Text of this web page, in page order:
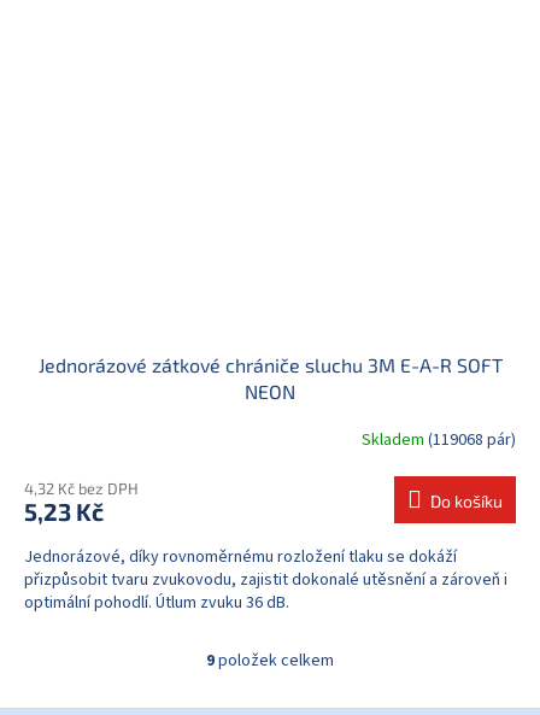
Jednorázové zátkové chrániče sluchu 3M E-A-R SOFT
NEON
Skladem (119068 pár)
4,32 Kč bez DPH
5,23 Kč Do košíku
Jednorázové, díky rovnoměrnému rozložení tlaku se dokáží
přizpůsobit tvaru zvukovodu, zajistit dokonalé utěsnění a zároveň i
optimální pohodlí. Útlum zvuku 36 dB.
O
9položek celkem